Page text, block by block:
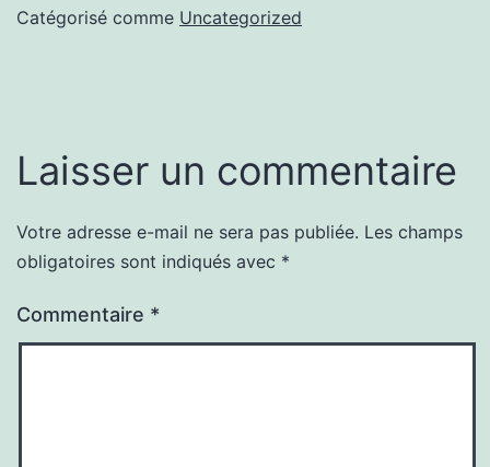
Catégorisé comme Uncategorized
Laisser un commentaire
Votre adresse e-mail ne sera pas publiée. Les champs
obligatoires sont indiqués avec *
Commentaire *